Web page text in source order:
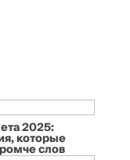
2025:
которые
слов